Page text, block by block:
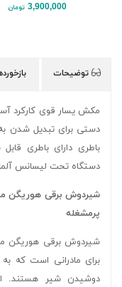
3,900,000 تومان
توضیحات
مکش یسار قوی کارکرد
دستی برای تبدیل شدن
باطری دارای باطری
دستگاه تحت لیسانس
پرمشغله
برای مادرانی است که
دوشیدن شیر هستند.